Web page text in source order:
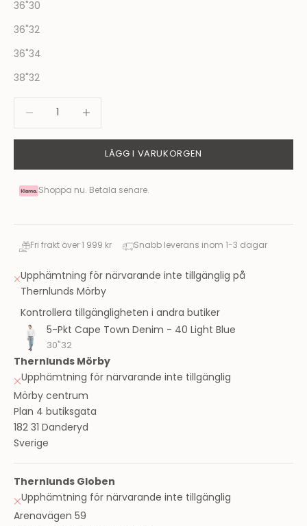
36"30
36"32
36"34
38"32
LÄGG I VARUKORGEN
Shoppa nu. Betala senare.
Fri frakt över 1 999 kr Snabb leverans inom 1-3 dagar
Upphämtning för närvarande inte tillgänglig på
Thernlunds Mörby
Kontrollera tillgängligheten i andra butiker
5-Pkt Cape Town Denim - 40 Light Blue
30"32
Thernlunds Mörby
Upphämtning för närvarande inte tillgänglig
Mörby centrum
Plan 4 butiksgata
182 31 Danderyd
Sverige
Thernlunds Globen
Upphämtning för närvarande inte tillgänglig
Arenavägen 59